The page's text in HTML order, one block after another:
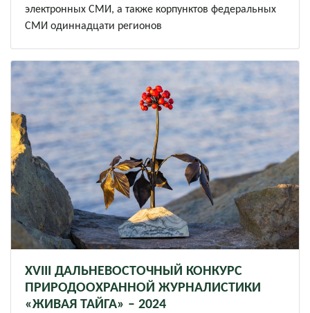
электронных СМИ, а также корпунктов федеральных
СМИ одиннадцати регионов
XVIII ДАЛЬНЕВОСТОЧНЫЙ КОНКУРС
ПРИРОДООХРАННОЙ ЖУРНАЛИСТИКИ
«ЖИВАЯ ТАЙГА» – 2024